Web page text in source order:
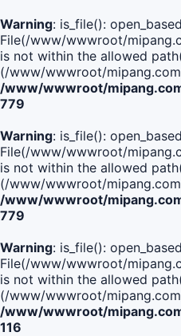
Warning: is_file():
File(/www/wwwroot/
is not within the allowed
(/www/wwwroot/
/www/wwwroot/
779
Warning: is_file():
File(/www/wwwroot/
is not within the allowed
(/www/wwwroot/
/www/wwwroot/
779
Warning: is_file():
File(/www/wwwroot/
is not within the allowed
(/www/wwwroot/
/www/wwwroot/
116